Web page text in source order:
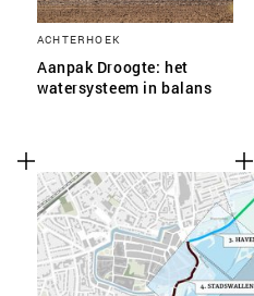
ACHTERHOEK
Aanpak Droogte: het
watersysteem in balans